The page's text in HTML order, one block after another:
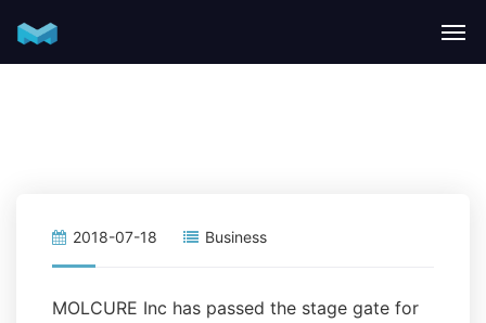
2018-07-18 Business
MOLCURE Inc has passed the stage gate for